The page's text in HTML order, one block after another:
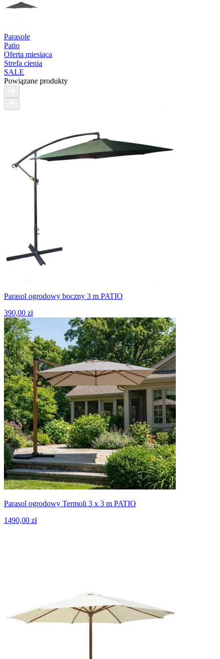
Parasole
Patio
Oferta miesiąca
Strefa cienia
SALE
Powiązane produkty
Parasol ogrodowy boczny 3 m PATIO
390,00 zł
Parasol ogrodowy Termoli 3 x 3 m PATIO
1490,00 zł